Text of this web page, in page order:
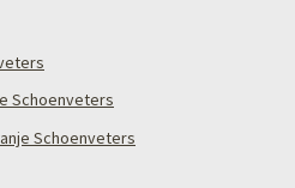
Schoenveters
Schoenveters